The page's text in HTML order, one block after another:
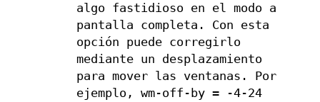
algo fastidioso en el modo a
pantalla completa. Con esta
opción puede corregirlo
mediante un desplazamiento
para mover las ventanas. Por
ejemplo, wm-off-by = -4-24